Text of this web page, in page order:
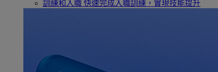
訓練和入職 快速完成入職訓練，實現技能提升